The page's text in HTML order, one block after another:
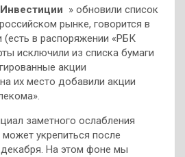
Инвестиции » обновили список
рынке, говорится в
в распоряжении «РБК
исключили из списка бумаги
акции
на их место добавили акции
заметного ослабления
укрепиться после
декабря. На этом фоне мы